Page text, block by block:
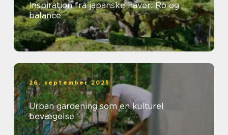
Inspiration fra japanske haver: Ro og
balance
26. september 2025
Urban gardening som en kulturel
bevægelse